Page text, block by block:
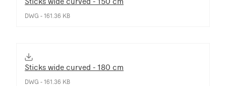
DWG - 161.36 KB
Sticks wide curved - 180 cm
DWG - 161.36 KB